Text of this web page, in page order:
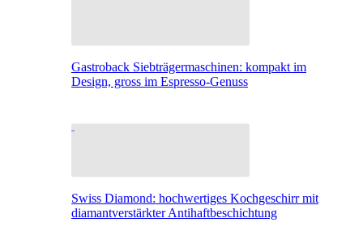
Gastroback Siebträgermaschinen: kompakt im
Design, gross im Espresso-Genuss
Swiss Diamond: hochwertiges Kochgeschirr mit
diamantverstärkter Antihaftbeschichtung